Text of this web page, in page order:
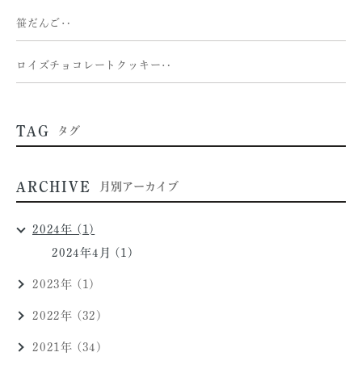
笹だんご‥
ロイズチョコレートクッキー‥
TAG タグ
ARCHIVE 月別アーカイブ
2024年 (1)
2024年4月 (1)
2023年 (1)
2022年 (32)
2021年 (34)